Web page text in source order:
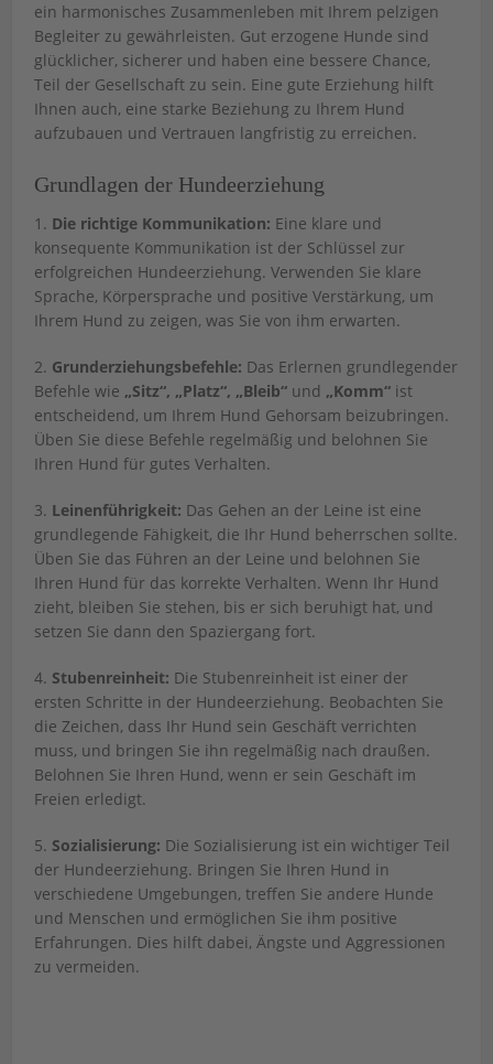
ein harmonisches Zusammenleben mit Ihrem pelzigen
Begleiter zu gewährleisten. Gut erzogene Hunde sind
glücklicher, sicherer und haben eine bessere Chance,
Teil der Gesellschaft zu sein. Eine gute Erziehung hilft
Ihnen auch, eine starke Beziehung zu Ihrem Hund
aufzubauen und Vertrauen langfristig zu erreichen.
Grundlagen der Hundeerziehung
1. Die richtige Kommunikation: Eine klare und
konsequente Kommunikation ist der Schlüssel zur
erfolgreichen Hundeerziehung. Verwenden Sie klare
Sprache, Körpersprache und positive Verstärkung, um
Ihrem Hund zu zeigen, was Sie von ihm erwarten.
2. Grunderziehungsbefehle: Das Erlernen grundlegender
Befehle wie „Sitz“, „Platz“, „Bleib“ und „Komm“ ist
entscheidend, um Ihrem Hund Gehorsam beizubringen.
Üben Sie diese Befehle regelmäßig und belohnen Sie
Ihren Hund für gutes Verhalten.
3. Leinenführigkeit: Das Gehen an der Leine ist eine
grundlegende Fähigkeit, die Ihr Hund beherrschen sollte.
Üben Sie das Führen an der Leine und belohnen Sie
Ihren Hund für das korrekte Verhalten. Wenn Ihr Hund
zieht, bleiben Sie stehen, bis er sich beruhigt hat, und
setzen Sie dann den Spaziergang fort.
4. Stubenreinheit: Die Stubenreinheit ist einer der
ersten Schritte in der Hundeerziehung. Beobachten Sie
die Zeichen, dass Ihr Hund sein Geschäft verrichten
muss, und bringen Sie ihn regelmäßig nach draußen.
Belohnen Sie Ihren Hund, wenn er sein Geschäft im
Freien erledigt.
5. Sozialisierung: Die Sozialisierung ist ein wichtiger Teil
der Hundeerziehung. Bringen Sie Ihren Hund in
verschiedene Umgebungen, treffen Sie andere Hunde
und Menschen und ermöglichen Sie ihm positive
Erfahrungen. Dies hilft dabei, Ängste und Aggressionen
zu vermeiden.